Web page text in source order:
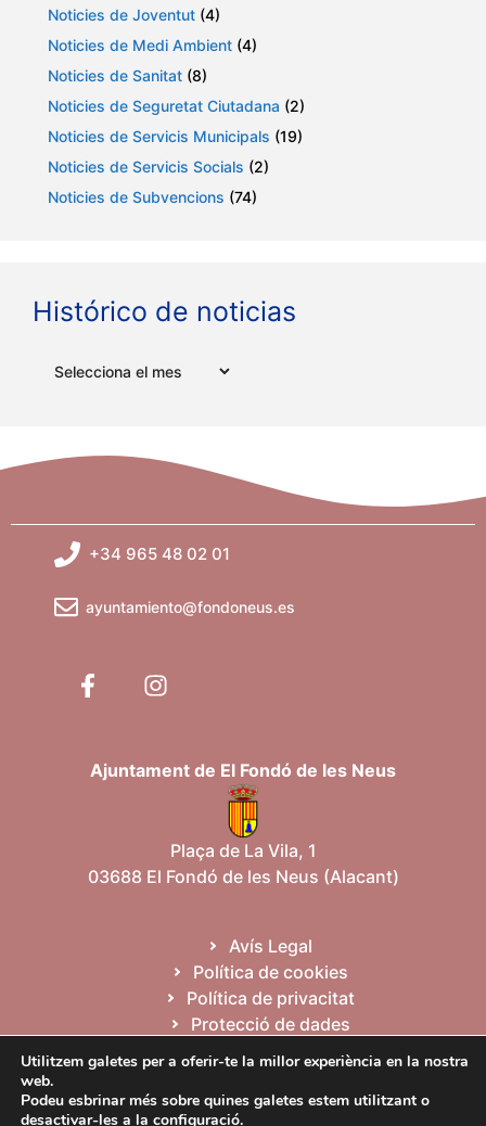
Noticies de Joventut (4)
Noticies de Medi Ambient (4)
Noticies de Sanitat (8)
Noticies de Seguretat Ciutadana (2)
Noticies de Servicis Municipals (19)
Noticies de Servicis Socials (2)
Noticies de Subvencions (74)
Histórico de noticias
+34 965 48 02 01
ayuntamiento@fondoneus.es
Ajuntament de El Fondó de les Neus
Plaça de La Vila, 1
03688 El Fondó de les Neus (Alacant)
Avís Legal
Política de cookies
Política de privacitat
Protecció de dades
Utilitzem galetes per a oferir-te la millor experiència en la nostra
web.
Podeu esbrinar més sobre quines galetes estem utilitzant o
desactivar-les a la configuració.
Español Valencià